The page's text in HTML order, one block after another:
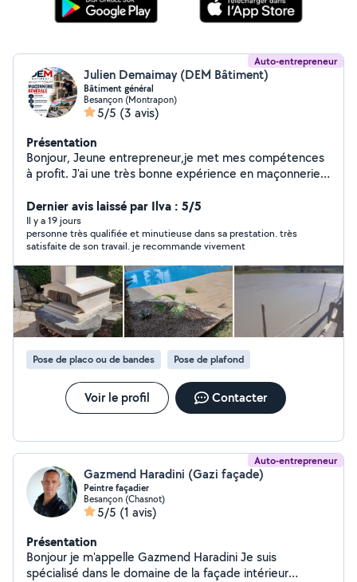
Auto-entrepreneur
Julien Demaimay (DEM Bâtiment)
Bâtiment général
Besançon (Montrapon)
5/5 (3 avis)
Présentation
Bonjour, Jeune entrepreneur,je met mes compétences
à profit. J'ai une très bonne expérience en maçonnerie
me faire par de vos idées. A bientôt. Julien.
Dernier avis laissé par Ilva : 5/5
Il y a 19 jours
personne très qualifiée et minutieuse dans sa prestation. très
satisfaite de son travail. je recommande vivement
Pose de placo ou de bandes Pose de plafond
Voir le profil Contacter
Auto-entrepreneur
Gazmend Haradini (Gazi façade)
Peintre façadier
Besançon (Chasnot)
5/5 (1 avis)
Présentation
Bonjour je m'appelle Gazmend Haradini Je suis
spécialisé dans le domaine de la façade intérieur